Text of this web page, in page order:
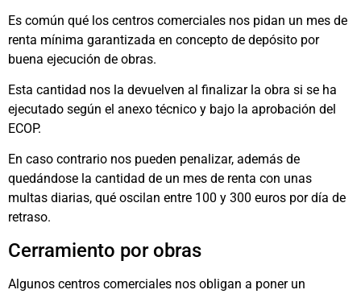
Es común qué los centros comerciales nos pidan un mes de
renta mínima garantizada en concepto de depósito por
buena ejecución de obras.
Esta cantidad nos la devuelven al finalizar la obra si se ha
ejecutado según el anexo técnico y bajo la aprobación del
ECOP.
En caso contrario nos pueden penalizar, además de
quedándose la cantidad de un mes de renta con unas
multas diarias, qué oscilan entre 100 y 300 euros por día de
retraso.
Cerramiento por obras
Algunos centros comerciales nos obligan a poner un